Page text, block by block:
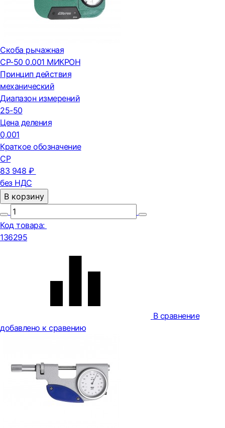
Скоба рычажная
СР-50 0.001 МИКРОН
Принцип действия
механический
Диапазон измерений
25-50
Цена деления
0,001
Краткое обозначение
СР
83 948 ₽
без НДС
В корзину
Код товара:
136295
В сравнение
добавлено к сравению